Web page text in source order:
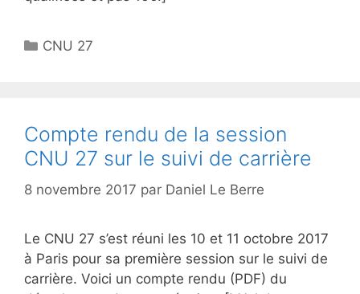
Catégories
CNU 27
Compte rendu de la session
CNU 27 sur le suivi de carrière
8 novembre 2017 par Daniel Le Berre
Le CNU 27 s’est réuni les 10 et 11 octobre 2017
à Paris pour sa première session sur le suivi de
carrière. Voici un compte rendu (PDF) du